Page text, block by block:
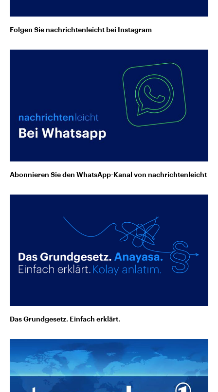
Folgen Sie nachrichtenleicht bei Instagram
Abonnieren Sie den WhatsApp-Kanal von nachrichtenleicht
Das Grundgesetz. Einfach erklärt.